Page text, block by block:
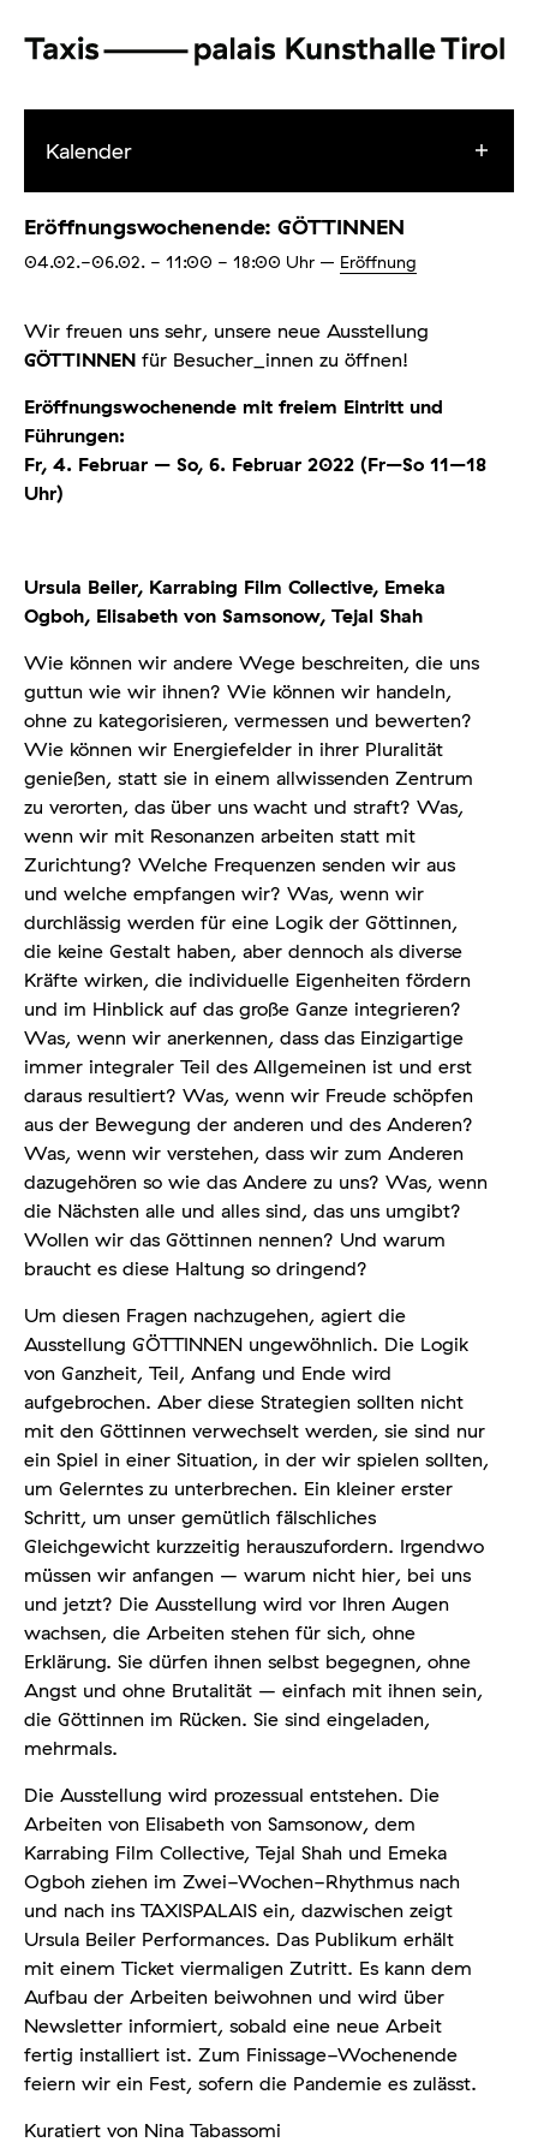
Kalender
Eröffnungswochenende: GÖTTINNEN
04.02.-06.02. - 11:00 - 18:00 Uhr – Eröffnung
Wir freuen uns sehr, unsere neue Ausstellung
GÖTTINNEN für Besucher_innen zu öffnen!
Eröffnungswochenende mit freiem Eintritt und
Führungen:
Fr, 4. Februar – So, 6. Februar 2022 (Fr–So 11–18
Uhr)
Ursula Beiler, Karrabing Film Collective, Emeka
Ogboh, Elisabeth von Samsonow, Tejal Shah
Wie können wir andere Wege beschreiten, die uns
guttun wie wir ihnen? Wie können wir handeln,
ohne zu kategorisieren, vermessen und bewerten?
Wie können wir Energiefelder in ihrer Pluralität
genießen, statt sie in einem allwissenden Zentrum
zu verorten, das über uns wacht und straft? Was,
wenn wir mit Resonanzen arbeiten statt mit
Zurichtung? Welche Frequenzen senden wir aus
und welche empfangen wir? Was, wenn wir
durchlässig werden für eine Logik der Göttinnen,
die keine Gestalt haben, aber dennoch als diverse
Kräfte wirken, die individuelle Eigenheiten fördern
und im Hinblick auf das große Ganze integrieren?
Was, wenn wir anerkennen, dass das Einzigartige
immer integraler Teil des Allgemeinen ist und erst
daraus resultiert? Was, wenn wir Freude schöpfen
aus der Bewegung der anderen und des Anderen?
Was, wenn wir verstehen, dass wir zum Anderen
dazugehören so wie das Andere zu uns? Was, wenn
die Nächsten alle und alles sind, das uns umgibt?
Wollen wir das Göttinnen nennen? Und warum
braucht es diese Haltung so dringend?
Um diesen Fragen nachzugehen, agiert die
Ausstellung GÖTTINNEN ungewöhnlich. Die Logik
von Ganzheit, Teil, Anfang und Ende wird
aufgebrochen. Aber diese Strategien sollten nicht
mit den Göttinnen verwechselt werden, sie sind nur
ein Spiel in einer Situation, in der wir spielen sollten,
um Gelerntes zu unterbrechen. Ein kleiner erster
Schritt, um unser gemütlich fälschliches
Gleichgewicht kurzzeitig herauszufordern. Irgendwo
müssen wir anfangen – warum nicht hier, bei uns
und jetzt? Die Ausstellung wird vor Ihren Augen
wachsen, die Arbeiten stehen für sich, ohne
Erklärung. Sie dürfen ihnen selbst begegnen, ohne
Angst und ohne Brutalität – einfach mit ihnen sein,
die Göttinnen im Rücken. Sie sind eingeladen,
mehrmals.
Die Ausstellung wird prozessual entstehen. Die
Arbeiten von Elisabeth von Samsonow, dem
Karrabing Film Collective, Tejal Shah und Emeka
Ogboh ziehen im Zwei-Wochen-Rhythmus nach
und nach ins TAXISPALAIS ein, dazwischen zeigt
Ursula Beiler Performances. Das Publikum erhält
mit einem Ticket viermaligen Zutritt. Es kann dem
Aufbau der Arbeiten beiwohnen und wird über
Newsletter informiert, sobald eine neue Arbeit
fertig installiert ist. Zum Finissage-Wochenende
feiern wir ein Fest, sofern die Pandemie es zulässt.
Kuratiert von Nina Tabassomi